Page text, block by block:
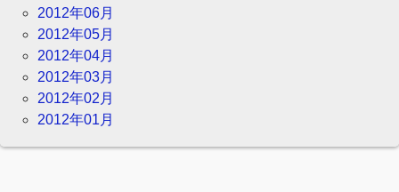
2012年06月
2012年05月
2012年04月
2012年03月
2012年02月
2012年01月